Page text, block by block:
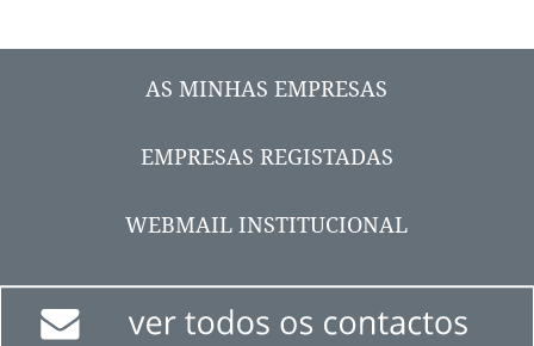
AS MINHAS EMPRESAS
EMPRESAS REGISTADAS
WEBMAIL INSTITUCIONAL